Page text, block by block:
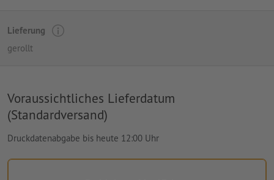
Lieferung
gerollt
Voraussichtliches Lieferdatum
(Standardversand)
Druckdatenabgabe bis heute 12:00 Uhr